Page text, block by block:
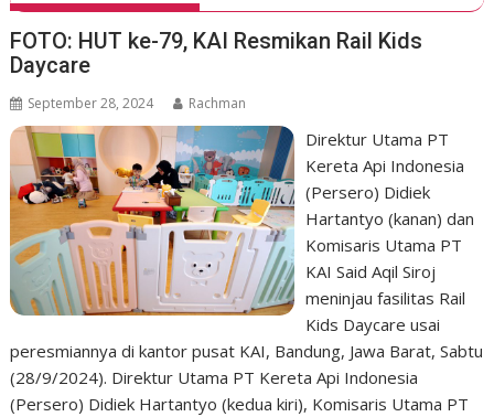
FOTO: HUT ke-79, KAI Resmikan Rail Kids
Daycare
September 28, 2024 Rachman
Direktur Utama PT
Kereta Api Indonesia
(Persero) Didiek
Hartantyo (kanan) dan
Komisaris Utama PT
KAI Said Aqil Siroj
meninjau fasilitas Rail
Kids Daycare usai
peresmiannya di kantor pusat KAI, Bandung, Jawa Barat, Sabtu
(28/9/2024). Direktur Utama PT Kereta Api Indonesia
(Persero) Didiek Hartantyo (kedua kiri), Komisaris Utama PT